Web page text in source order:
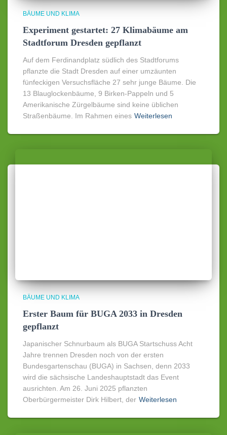
BÄUME UND KLIMA
Experiment gestartet: 27 Klimabäume am
Stadtforum Dresden gepflanzt
Auf dem Ferdinandplatz südlich des Stadtforums
pflanzte die Stadt Dresden auf einer umzäunten
fünfeckigen Versuchsfläche 27 sehr junge Bäume. Die
13 Blauglockenbäume, 9 Birken-Pappeln und 5
Amerikanische Zürgelbäume sind keine üblichen
Straßenbäume. Im Rahmen eines Weiterlesen
BÄUME UND KLIMA
Erster Baum für BUGA 2033 in Dresden
gepflanzt
Japanischer Schnurbaum als BUGA Startschuss Acht
Jahre trennen Dresden noch von der ersten
Bundesgartenschau (BUGA) in Sachsen, denn 2033
wird die sächsische Landeshauptstadt das Event
ausrichten. Am 26. Juni 2025 pflanzten
Oberbürgermeister Dirk Hilbert, der Weiterlesen